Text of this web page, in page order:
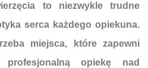
to niezwykle trudne
serca każdego opiekuna.
miejsca, które zapewni
opiekę nad